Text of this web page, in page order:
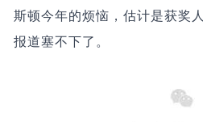
斯顿今年的烦恼，估计是获奖
报道塞不下了。